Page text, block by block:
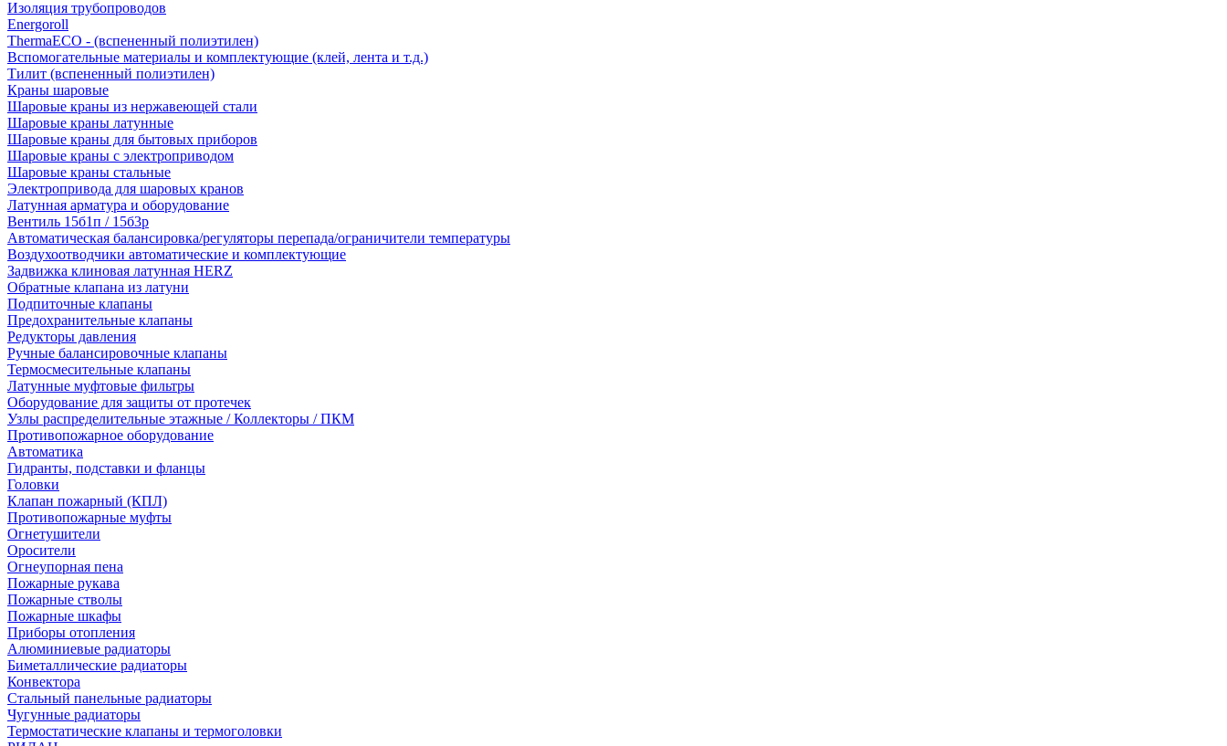
Изоляция трубопроводов
Energoroll
ThermaECO - (вспененный полиэтилен)
Вспомогательные материалы и комплектующие (клей, лента и т.д.)
Тилит (вспененный полиэтилен)
Краны шаровые
Шаровые краны из нержавеющей стали
Шаровые краны латунные
Шаровые краны для бытовых приборов
Шаровые краны с электроприводом
Шаровые краны стальные
Электропривода для шаровых кранов
Латунная арматура и оборудование
Вентиль 15б1п / 15б3р
Автоматическая балансировка/регуляторы перепада/ограничители температуры
Воздухоотводчики автоматические и комплектующие
Задвижка клиновая латунная HERZ
Обратные клапана из латуни
Подпиточные клапаны
Предохранительные клапаны
Редукторы давления
Ручные балансировочные клапаны
Термосмесительные клапаны
Латунные муфтовые фильтры
Оборудование для защиты от протечек
Узлы распределительные этажные / Коллекторы / ПКМ
Противопожарное оборудование
Автоматика
Гидранты, подставки и фланцы
Головки
Клапан пожарный (КПЛ)
Противопожарные муфты
Огнетушители
Оросители
Огнеупорная пена
Пожарные рукава
Пожарные стволы
Пожарные шкафы
Приборы отопления
Алюминиевые радиаторы
Биметаллические радиаторы
Конвектора
Стальный панельные радиаторы
Чугунные радиаторы
Термостатические клапаны и термоголовки